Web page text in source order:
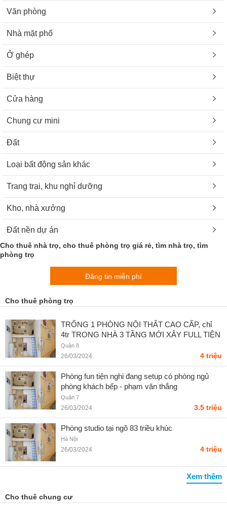
Văn phòng
Nhà mặt phố
Ở ghép
Biệt thự
Cửa hàng
Chung cư mini
Đất
Loại bất động sản khác
Trang trại, khu nghỉ dưỡng
Kho, nhà xưởng
Đất nền dự án
Cho thuê nhà trọ, cho thuê phòng trọ giá rẻ, tìm nhà trọ, tìm
phòng trọ
Đăng tin miễn phí
Cho thuê phòng trọ
TRỐNG 1 PHÒNG NỘI THẤT CAO CẤP, chỉ
4tr TRONG NHÀ 3 TẦNG MỚI XÂY FULL TIỆN
NGHI, Q8 - Liên hệ SĐT
Quận 8
26/03/2024 4 triệu
Phòng fun tiện nghi đang setup có phòng ngủ
phòng khách bếp - phạm văn thắng
Quận 7
26/03/2024 3.5 triệu
Phòng studio tại ngõ 83 triều khúc
Hà Nội
26/03/2024 4 triệu
Xem thêm
Cho thuê chung cư